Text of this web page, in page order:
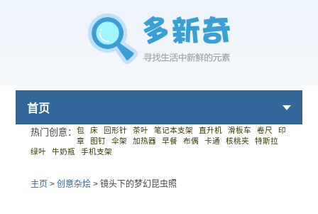
首页
热门创意： 包 床 回形针 茶叶 笔记本支架 直升机 滑板车 卷尺
印
章
图钉 伞架 加热器 早餐 布偶 卡通 核桃夹
特斯拉
绿叶
牛奶瓶 手机支架
主页 > 创意杂烩> 镜头下的梦幻昆虫照